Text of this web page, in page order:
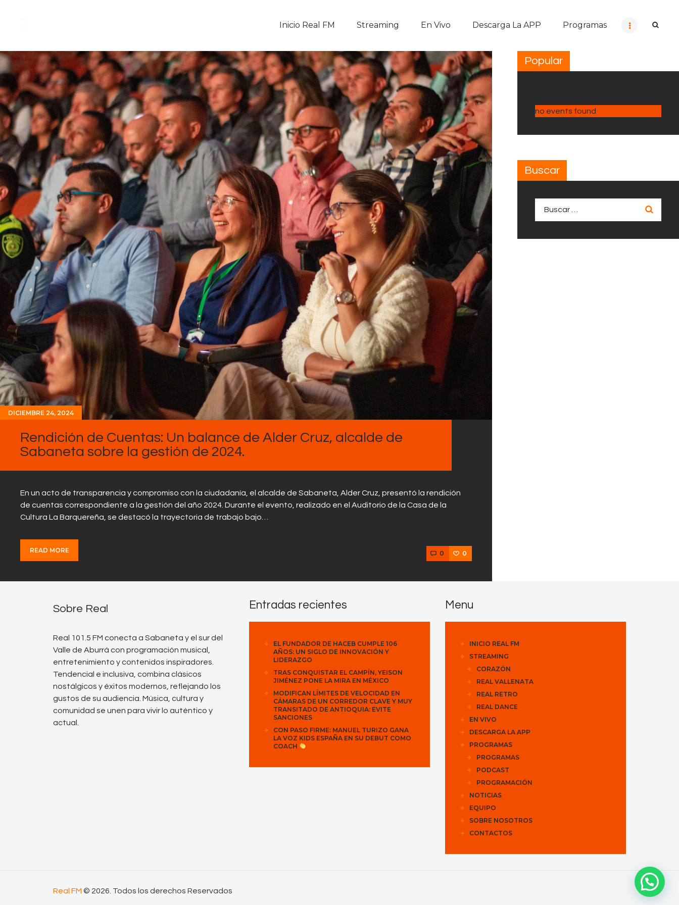
Inicio Real FM Streaming En Vivo Descarga La APP Programas
En Vivo
Descarga La APP
Programas
Noticias
Equipo
Sobre Nosotros
Contactos
DICIEMBRE 24, 2024
Rendición de Cuentas: Un balance de Alder Cruz, alcalde de
Sabaneta sobre la gestión de 2024.
En un acto de transparencia y compromiso con la ciudadanía, el alcalde de Sabaneta, Alder Cruz, presentó la rendición
de cuentas correspondiente a la gestión del año 2024. Durante el evento, realizado en el Auditorio de la Casa de la
Cultura La Barquereña, se destacó la trayectoria de trabajo bajo…
READ MORE 0 0
Popular
no events found
Buscar
Sobre Real
Real 101.5 FM conecta a Sabaneta y el sur del
Valle de Aburrá con programación musical,
entretenimiento y contenidos inspiradores.
Tendencial e inclusiva, combina clásicos
nostálgicos y éxitos modernos, reflejando los
gustos de su audiencia. Música, cultura y
comunidad se unen para vivir lo auténtico y
actual.
Entradas recientes
EL FUNDADOR DE HACEB CUMPLE 106
AÑOS: UN SIGLO DE INNOVACIÓN Y
LIDERAZGO
TRAS CONQUISTAR EL CAMPÍN, YEISON
JIMÉNEZ PONE LA MIRA EN MÉXICO
MODIFICAN LÍMITES DE VELOCIDAD EN
CÁMARAS DE UN CORREDOR CLAVE Y MUY
TRANSITADO DE ANTIOQUIA: EVITE
SANCIONES
CON PASO FIRME: MANUEL TURIZO GANA
LA VOZ KIDS ESPAÑA EN SU DEBUT COMO
COACH
Menu
INICIO REAL FM
STREAMING
CORAZÓN
REAL VALLENATA
REAL RETRO
REAL DANCE
EN VIVO
DESCARGA LA APP
PROGRAMAS
PROGRAMAS
PODCAST
PROGRAMACIÓN
NOTICIAS
EQUIPO
SOBRE NOSOTROS
CONTACTOS
Real FM © 2026. Todos los derechos Reservados